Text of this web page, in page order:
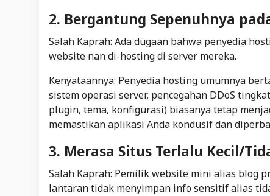
2. Bergantung Sepenuhnya
Salah Kaprah: Ada dugaan bahwa penyedia
website nan di-hosting di server mereka.
Kenyataannya: Penyedia hosting umumnya
sistem operasi server, pencegahan DDoS
plugin, tema, konfigurasi) biasanya tetap
memastikan aplikasi Anda kondusif dan
3. Merasa Situs Terlalu Kecil/
Salah Kaprah: Pemilik website mini alias blog
lantaran tidak menyimpan info sensitif alias